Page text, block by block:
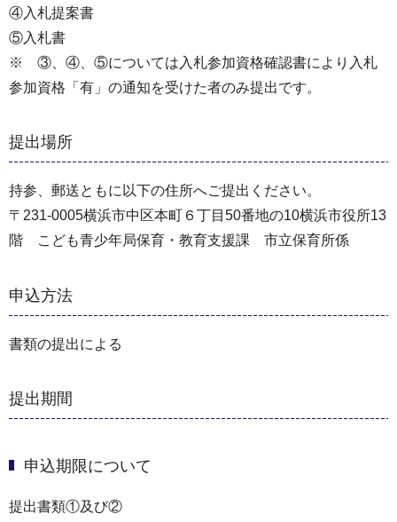
④入札提案書
⑤入札書
※ ③、④、⑤については入札参加資格確認書により入札
参加資格「有」の通知を受けた者のみ提出です。
提出場所
持参、郵送ともに以下の住所へご提出ください。
〒231-0005横浜市中区本町６丁目50番地の10横浜市役所13
階 こども青少年局保育・教育支援課 市立保育所係
申込方法
書類の提出による
提出期間
申込期限について
提出書類①及び②